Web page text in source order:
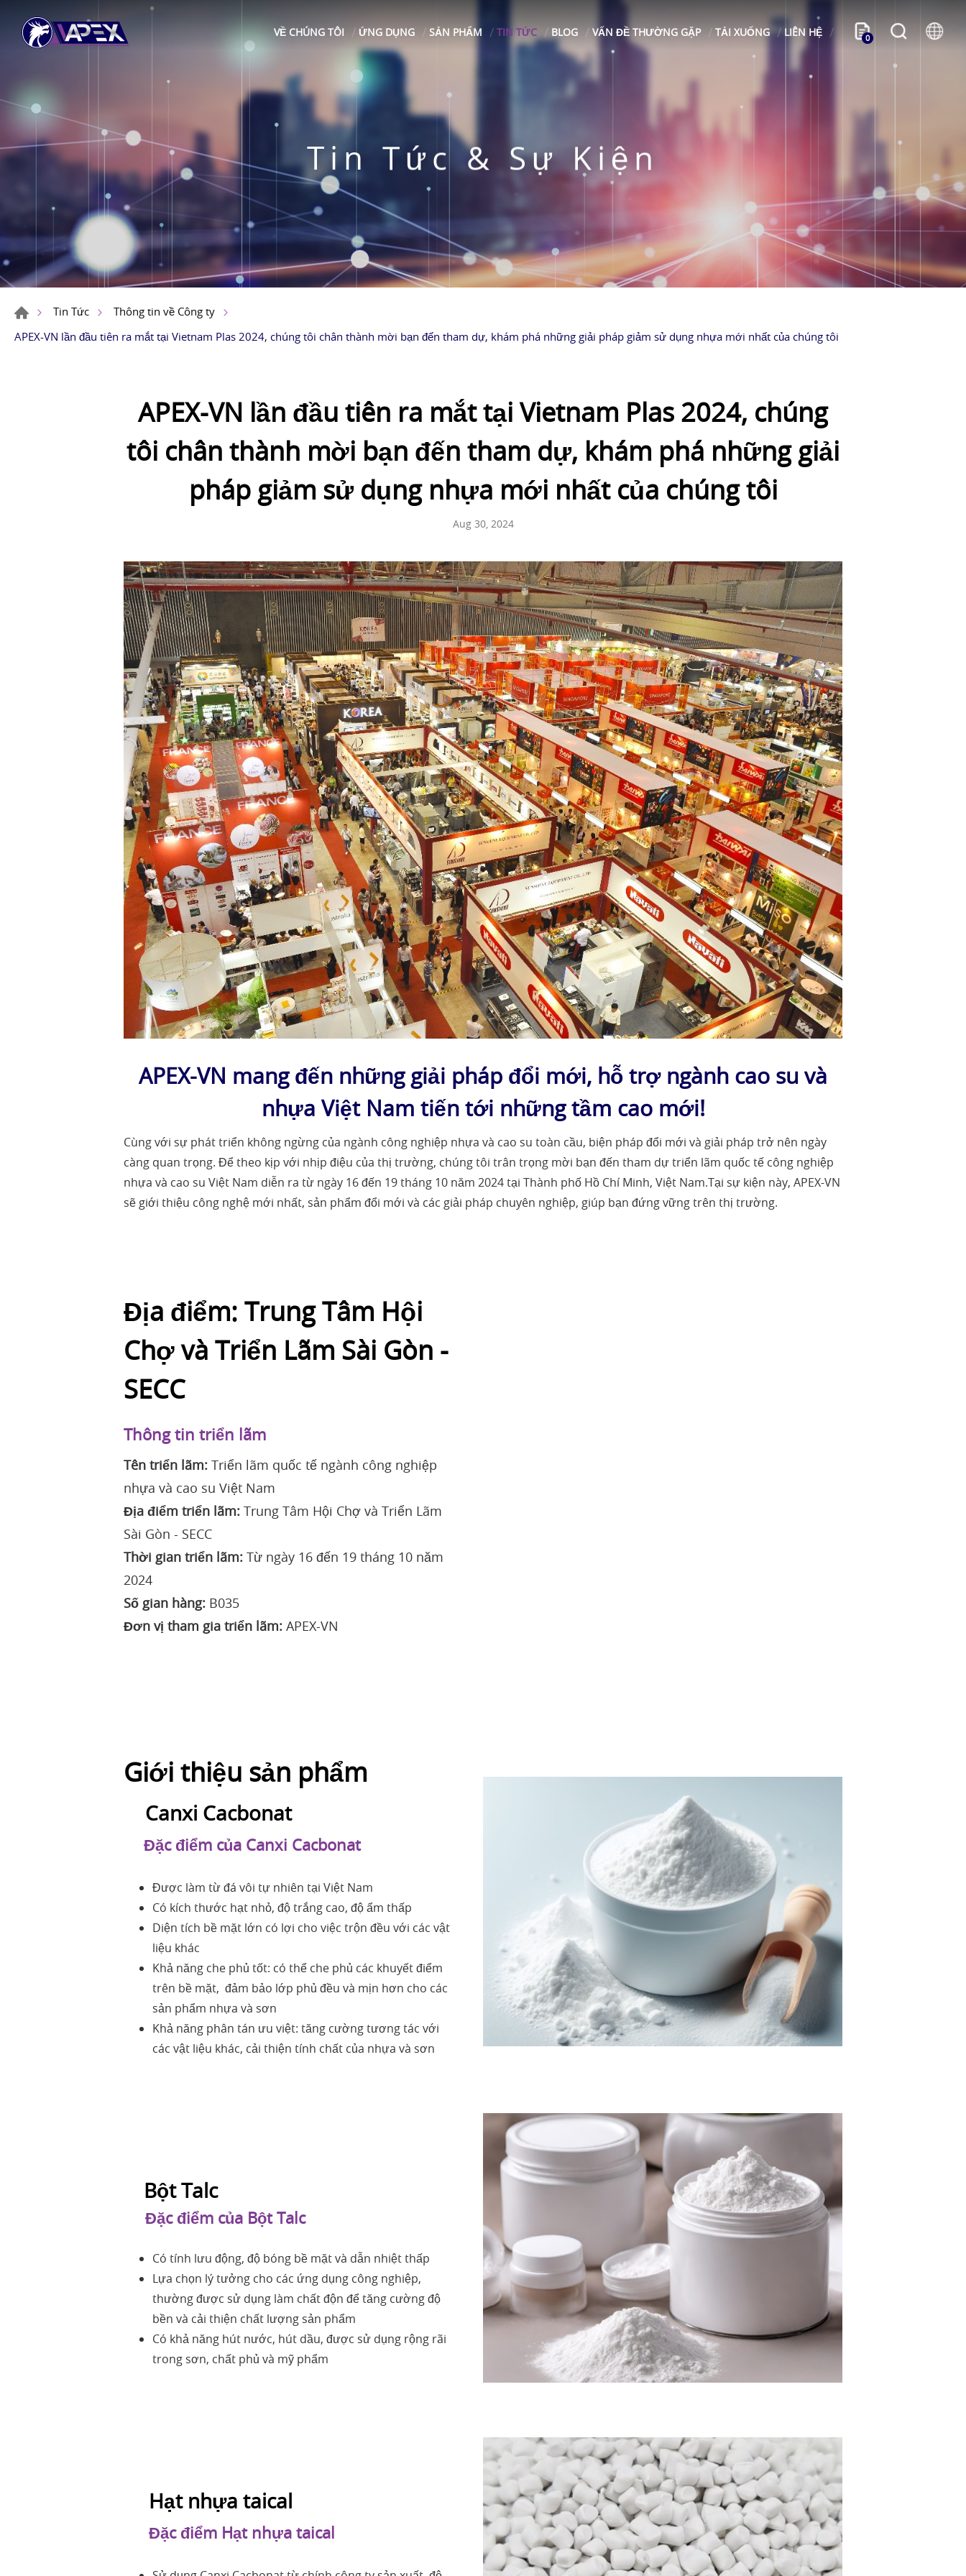
VỀ CHÚNG TÔI ỨNG DỤNG SẢN PHẨM TIN TỨC BLOG VẤN ĐỀ THƯỜNG GẶP TẢI XUỐNG LIÊN HỆ 0
Tin Tức & Sự Kiện
Tin Tức
Thông tin về Công ty
APEX-VN lần đầu tiên ra mắt tại Vietnam Plas 2024, chúng tôi chân thành mời bạn đến tham dự, khám phá những giải pháp giảm sử dụng nhựa mới nhất của chúng tôi
APEX-VN lần đầu tiên ra mắt tại Vietnam Plas 2024, chúng
tôi chân thành mời bạn đến tham dự, khám phá những giải
pháp giảm sử dụng nhựa mới nhất của chúng tôi
Aug 30, 2024
APEX-VN mang đến những giải pháp đổi mới, hỗ trợ ngành cao su và
nhựa Việt Nam tiến tới những tầm cao mới!
Cùng với sự phát triển không ngừng của ngành công nghiệp nhựa và cao su toàn cầu, biện pháp đổi mới và giải pháp trở nên ngày
càng quan trọng. Để theo kịp với nhịp điệu của thị trường, chúng tôi trân trọng mời bạn đến tham dự triển lãm quốc tế công nghiệp
nhựa và cao su Việt Nam diễn ra từ ngày 16 đến 19 tháng 10 năm 2024 tại Thành phố Hồ Chí Minh, Việt Nam.Tại sự kiện này, APEX-VN
sẽ giới thiệu công nghệ mới nhất, sản phẩm đổi mới và các giải pháp chuyên nghiệp, giúp bạn đứng vững trên thị trường.
Địa điểm: Trung Tâm Hội
Chợ và Triển Lãm Sài Gòn -
SECC
Thông tin triển lãm
Tên triển lãm: Triển lãm quốc tế ngành công nghiệp
nhựa và cao su Việt Nam
Địa điểm triển lãm: Trung Tâm Hội Chợ và Triển Lãm
Sài Gòn - SECC
Thời gian triển lãm: Từ ngày 16 đến 19 tháng 10 năm
2024
Số gian hàng: B035
Đơn vị tham gia triển lãm: APEX-VN
Giới thiệu sản phẩm
Canxi Cacbonat
Đặc điểm của Canxi Cacbonat
Được làm từ đá vôi tự nhiên tại Việt Nam
Có kích thước hạt nhỏ, độ trắng cao, độ ẩm thấp
Diện tích bề mặt lớn có lợi cho việc trộn đều với các vật
liệu khác
Khả năng che phủ tốt: có thể che phủ các khuyết điểm
trên bề mặt, đảm bảo lớp phủ đều và mịn hơn cho các
sản phẩm nhựa và sơn
Khả năng phân tán ưu việt: tăng cường tương tác với
các vật liệu khác, cải thiện tính chất của nhựa và sơn
Bột Talc
Đặc điểm của Bột Talc
Có tính lưu động, độ bóng bề mặt và dẫn nhiệt thấp
Lựa chọn lý tưởng cho các ứng dụng công nghiệp,
thường được sử dụng làm chất độn để tăng cường độ
bền và cải thiện chất lượng sản phẩm
Có khả năng hút nước, hút dầu, được sử dụng rộng rãi
trong sơn, chất phủ và mỹ phẩm
Hạt nhựa taical
Đặc điểm Hạt nhựa taical